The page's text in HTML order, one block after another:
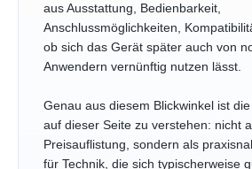
aus Ausstattung, Bedienbarkeit,
Anschlussmöglichkeiten,
ob sich das Gerät später auch von
Anwendern vernünftig nutzen lässt.
Genau aus diesem Blickwinkel ist
auf dieser Seite zu verstehen: nicht
Preisauflistung, sondern als
für Technik, die sich typischerweise